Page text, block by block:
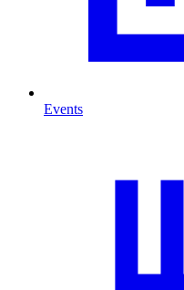
Events